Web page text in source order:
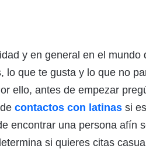
y en general en el mundo
lo que te gusta y lo que no
ello, antes de empezar
contactos con latinas si
encontrar una persona afín
si quieres citas